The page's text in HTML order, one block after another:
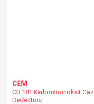
CEM
CO 181 Karbonmonoksit Gaz
Dedektörü